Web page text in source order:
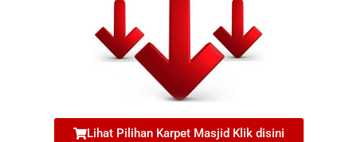
Lihat Pilihan Karpet Masjid Klik disini